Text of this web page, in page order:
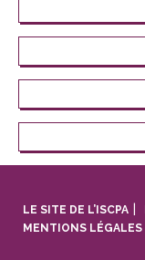
LE SITE DE L’ISCPA
MENTIONS LÉGALES